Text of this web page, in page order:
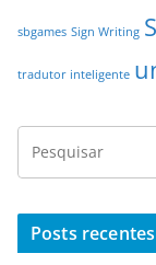
sbgames Sign Writing
tradutor inteligente
Posts recentes